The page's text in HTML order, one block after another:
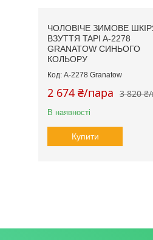
ЧОЛОВІЧЕ ЗИМОВЕ
ВЗУТТЯ TAPI A-2278
GRANATOW СИНЬОГО
КОЛЬОРУ
A-2278 Granatow
3 820
2 674 ₴/пара
В наявності
Купити